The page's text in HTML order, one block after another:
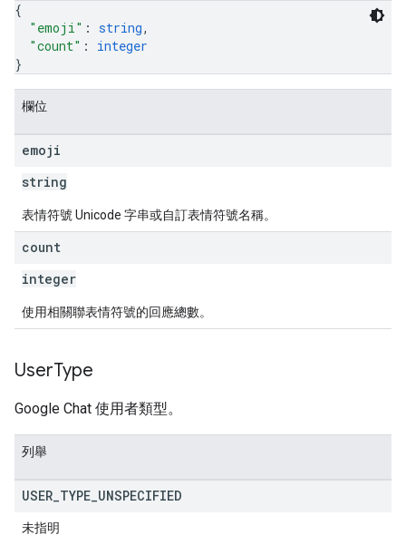
{
"emoji" : string,
"count" : integer
}
欄位
emoji
string
表情符號 Unicode 字串或自訂表情符號名稱。
count
integer
使用相關聯表情符號的回應總數。
UserType
Google Chat 使用者類型。
列舉
USER TYPE UNSPECIFIED
未指明